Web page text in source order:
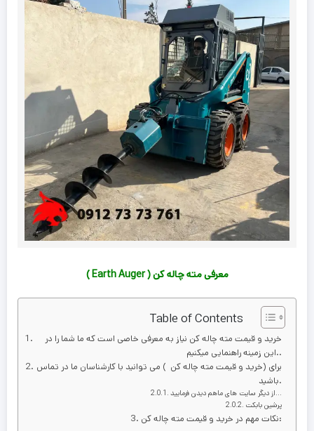
معرفی مته چاله کن ( Earth Auger )
Table of Contents
خرید و قیمت مته چاله کن نیاز به معرفی خاصی است که ما شما را در
این زمینه راهنمایی میکنیم..
برای (خرید و قیمت مته چاله کن ) می توانید با کارشناسان ما در تماس
باشید.
از دیگر سایت های ماهم دیدن فرمایید…
پرشین بابکت
نکات مهم در خرید و قیمت مته چاله کن: